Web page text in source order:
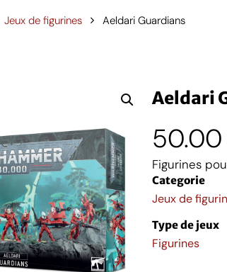
Jeux de figurines Aeldari Guardians
Aeldari
50.00
Figurines
Categorie
Jeux de
Type de jeux
Figurines